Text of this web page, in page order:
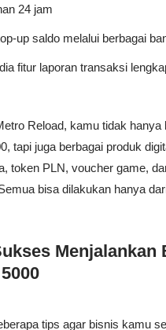
24 jam
up saldo melalui berbagai
fitur laporan transaksi
Reload, kamu tidak hanya
tapi juga berbagai produk
token PLN, voucher game,
bisa dilakukan hanya
Menjalankan
tips agar bisnis kamu